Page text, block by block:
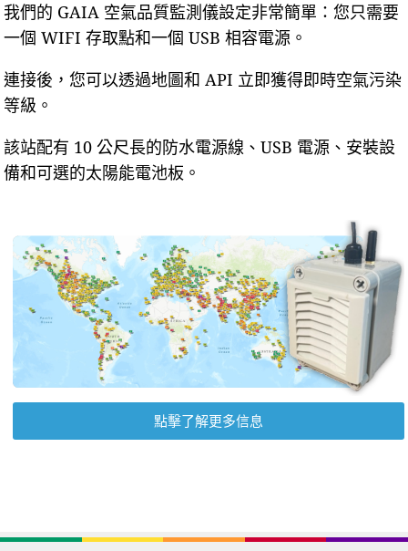
我們的 GAIA 空氣品質監測儀設定非常簡單：您只需要
一個 WIFI 存取點和一個 USB 相容電源。
連接後，您可以透過地圖和 API 立即獲得即時空氣污染
等級。
該站配有 10 公尺長的防水電源線、USB 電源、安裝設
備和可選的太陽能電池板。
點擊了解更多信息